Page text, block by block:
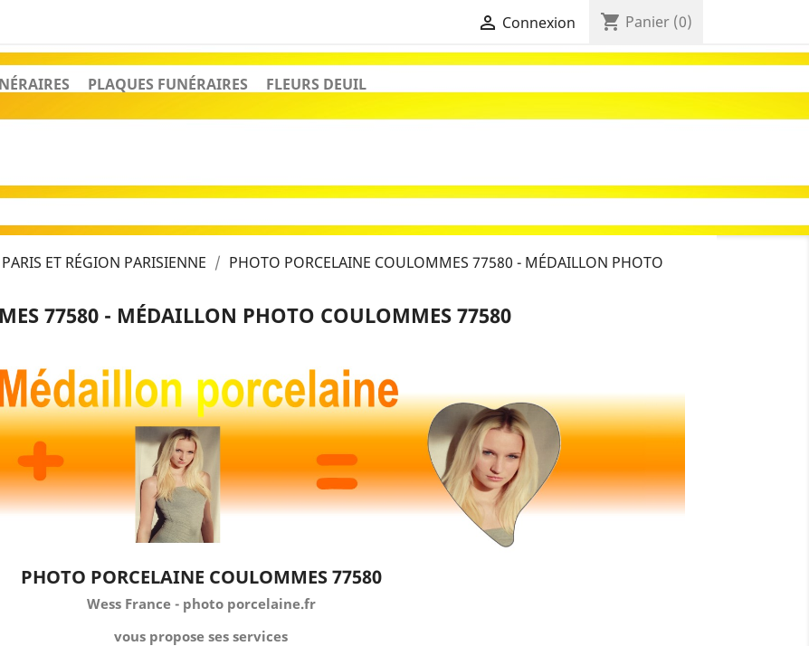
 Connexion shopping_cart Panier (0)
PLAQUES FUNÉRAIRES FLEURS DEUIL
ET RÉGION PARISIENNE
PHOTO PORCELAINE COULOMMES 77580 - MÉDAILLON PHOTO
77580 - MÉDAILLON PHOTO COULOMMES 77580
PHOTO PORCELAINE COULOMMES 77580
Wess France - photo porcelaine.fr
vous propose ses services